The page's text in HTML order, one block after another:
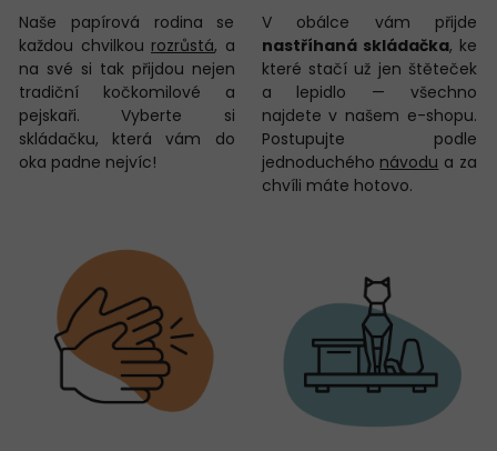
Naše papírová rodina se
každou chvilkou rozrůstá, a
na své si tak přijdou nejen
tradiční kočkomilové a
pejskaři. Vyberte si
skládačku, která vám do
oka padne nejvíc!
V obálce vám přijde
nastříhaná skládačka, ke
které stačí už jen štěteček
a lepidlo — všechno
najdete v našem e-shopu.
Postupujte podle
jednoduchého návodu a za
chvíli máte hotovo.